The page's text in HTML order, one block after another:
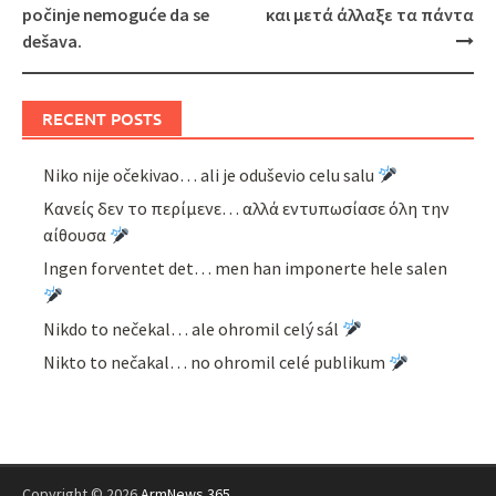
počinje nemoguće da se
dešava.
και μετά άλλαξε τα πάντα
RECENT POSTS
Niko nije očekivao… ali je oduševio celu salu
Κανείς δεν το περίμενε… αλλά εντυπωσίασε όλη την
αίθουσα
Ingen forventet det… men han imponerte hele salen
Nikdo to nečekal… ale ohromil celý sál
Nikto to nečakal… no ohromil celé publikum